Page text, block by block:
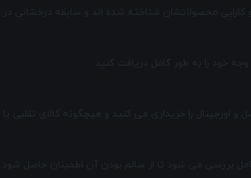
محصولاتشان شناخته شده اند و سابقه درخشانی در
اورجینال را خریداری می کنید و هیچگونه کالای
بررسی می شود تا از سالم بودن آن اطمینان حاصل